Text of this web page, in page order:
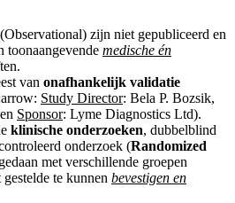
(Observational) zijn niet gepubliceerd en
toonaangevende medische én
van onafhankelijk validatie
Study Director: Bela P. Bozsik,
Sponsor: Lyme Diagnostics Ltd).
klinische onderzoeken, dubbelblind
onderzoek (Randomized
met verschillende groepen
te kunnen bevestigen en